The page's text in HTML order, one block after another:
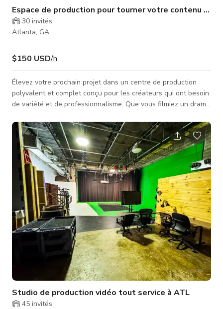
Espace de production pour tourner votre contenu et
30 invités
Atlanta, GA
$150 USD/h
Élevez votre prochain projet dans un centre de production
polyvalent et complet conçu pour les créateurs qui ont besoin
de variété et de professionnalisme. Que vous filmiez un drame
organisiez un événement en direct, notre espace offre la
flexibilité nécessaire pour donner vie à toute vision. L'Espace
Notre installation comprend une gamme de décors debout
professionnels et d'espaces de production fonctionnels,
notamment
Studio de production vidéo tout service à ATL
45 invités